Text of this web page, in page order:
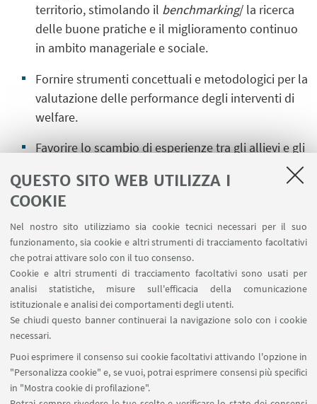
QUESTO SITO WEB UTILIZZA I
COOKIE
Nel nostro sito utilizziamo sia cookie tecnici necessari per il suo
funzionamento, sia cookie e altri strumenti di tracciamento facoltativi
che potrai attivare solo con il tuo consenso.
Cookie e altri strumenti di tracciamento facoltativi sono usati per
analisi statistiche, misure sull'efficacia della comunicazione
istituzionale e analisi dei comportamenti degli utenti.
Se chiudi questo banner continuerai la navigazione solo con i cookie
necessari.
Puoi esprimere il consenso sui cookie facoltativi attivando l'opzione in
"Personalizza cookie" e, se vuoi, potrai esprimere consensi più specifici
in "Mostra cookie di profilazione".
territorio, stimolando il benchmarking/ la ricerca
delle buone pratiche e il miglioramento continuo
in ambito manageriale e sociale.
Fornire strumenti concettuali e metodologici per la
valutazione delle performance degli interventi di
welfare.
Favorire lo scambio di esperienze tra gli allievi e gli
esperti, e rafforzare competenze trasversali di tipo
comunicativo, organizzativo e relazionale.
Il corso presenta le teorie contemporanee più utili
alla comprensione dei mutamenti nel campo del
welfare plurale, le competenze professionali, le
conoscenze pratiche, le capacità di progettazione e
di pensiero critico per affrontare le questioni di
governance e di gestione delle politiche nel nuovo
millennio. Fornisce ai partecipanti competenze
all’avanguardia per intraprendere una leadership
aperta, responsabile, reattiva e inclusiva per